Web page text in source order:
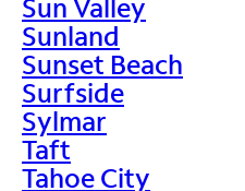
Sun Valley
Sunland
Sunset Beach
Surfside
Sylmar
Taft
Tahoe City